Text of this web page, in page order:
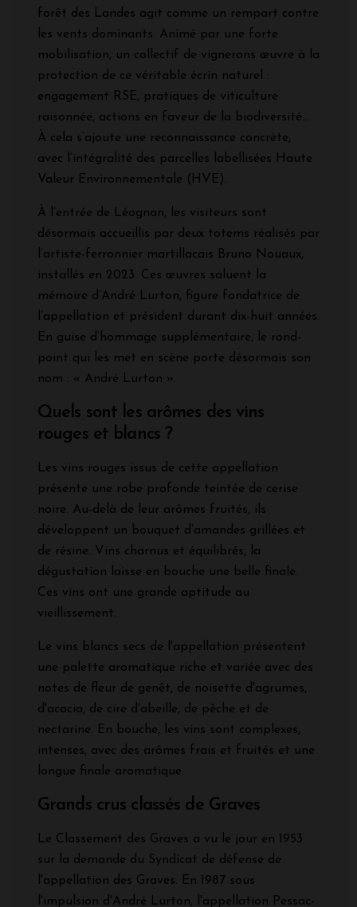
forêt des Landes agit comme un rempart contre
les vents dominants. Animé par une forte
mobilisation, un collectif de vignerons œuvre à la
protection de ce véritable écrin naturel :
engagement RSE, pratiques de viticulture
raisonnée, actions en faveur de la biodiversité…
À cela s’ajoute une reconnaissance concrète,
avec l’intégralité des parcelles labellisées Haute
Valeur Environnementale (HVE).
À l’entrée de Léognan, les visiteurs sont
désormais accueillis par deux totems réalisés par
l’artiste-ferronnier martillacais Bruno Nouaux,
installés en 2023. Ces œuvres saluent la
mémoire d’André Lurton, figure fondatrice de
l’appellation et président durant dix-huit années.
En guise d’hommage supplémentaire, le rond-
point qui les met en scène porte désormais son
nom : « André Lurton ».
Quels sont les arômes des vins
rouges et blancs ?
Les vins rouges issus de cette appellation
présente une robe profonde teintée de cerise
noire. Au-delà de leur arômes fruités, ils
développent un bouquet d’amandes grillées et
de résine. Vins charnus et équilibrés, la
dégustation laisse en bouche une belle finale.
Ces vins ont une grande aptitude au
vieillissement.
Le vins blancs secs de l'appellation présentent
une palette aromatique riche et variée avec des
notes de fleur de genêt, de noisette d'agrumes,
d'acacia, de cire d'abeille, de pêche et de
nectarine. En bouche, les vins sont complexes,
intenses, avec des arômes frais et fruités et une
longue finale aromatique.
Grands crus classés de Graves
Le Classement des Graves a vu le jour en 1953
sur la demande du Syndicat de défense de
l'appellation des Graves. En 1987 sous
l'impulsion d'André Lurton, l'appellation Pessac-